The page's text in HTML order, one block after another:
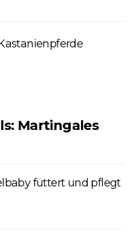
Martingales
füttert und pflegt